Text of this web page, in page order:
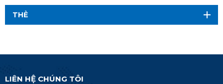
THẺ
LIÊN HỆ CHÚNG TÔI